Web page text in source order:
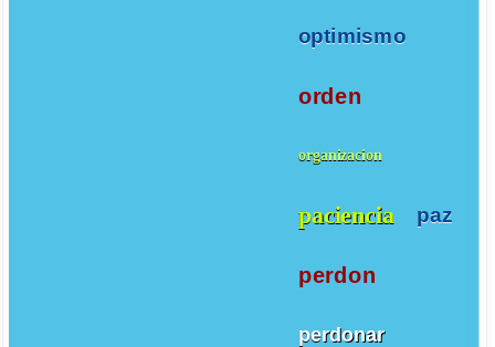
optimismo
orden
organizacion
paciencia paz
perdon
perdonar